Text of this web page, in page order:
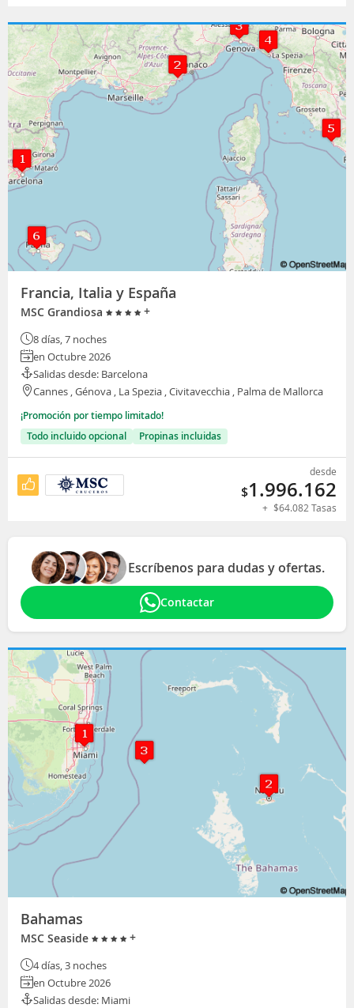
Francia, Italia y España
MSC Grandiosa +
8 días, 7 noches
en Octubre 2026
Salidas desde: Barcelona
Cannes , Génova , La Spezia , Civitavecchia , Palma de Mallorca
¡Promoción por tiempo limitado!
Todo incluido opcional
Propinas incluidas
desde
$1.996.162
+ $64.082 Tasas
Escríbenos para dudas y ofertas.
Contactar
Bahamas
MSC Seaside +
4 días, 3 noches
en Octubre 2026
Salidas desde: Miami